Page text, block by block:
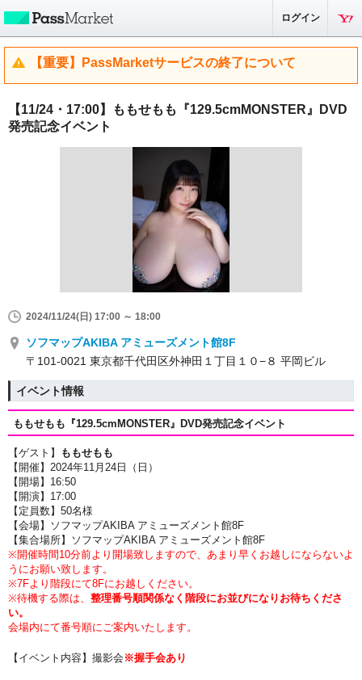
ログイン
【重要】PassMarketサービスの終了について
【11/24・17:00】ももせもも『129.5cmMONSTER』DVD
発売記念イベント
2024/11/24(日) 17:00 ～ 18:00
ソフマップAKIBA アミューズメント館8F
〒101-0021 東京都千代田区外神田１丁目１０−８ 平岡ビル
イベント情報
ももせもも『129.5cmMONSTER』DVD発売記念イベント
【ゲスト】
ももせもも
【開催】2024年11月24日（日 ）
【開場】16:50
【開演】17:00
【定員数】50名様
【会場】ソフマップAKIBA アミューズメント館8F
【集合場所】ソフマップAKIBA アミューズメント館8F
※開催時間10分前より開場致しますので、あまり早くお越しにならないよ
うにお願い致します。
※7Fより階段にて8Fにお越しください。
※待機する際は、 整理番号順関係なく階段にお並びになりお待ちくださ
い。
会場内にて番号順にご案内いたします。
【イベント内容】撮影会 ※握手会あり